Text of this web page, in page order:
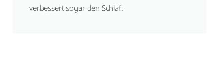
verbessert sogar den Schlaf.